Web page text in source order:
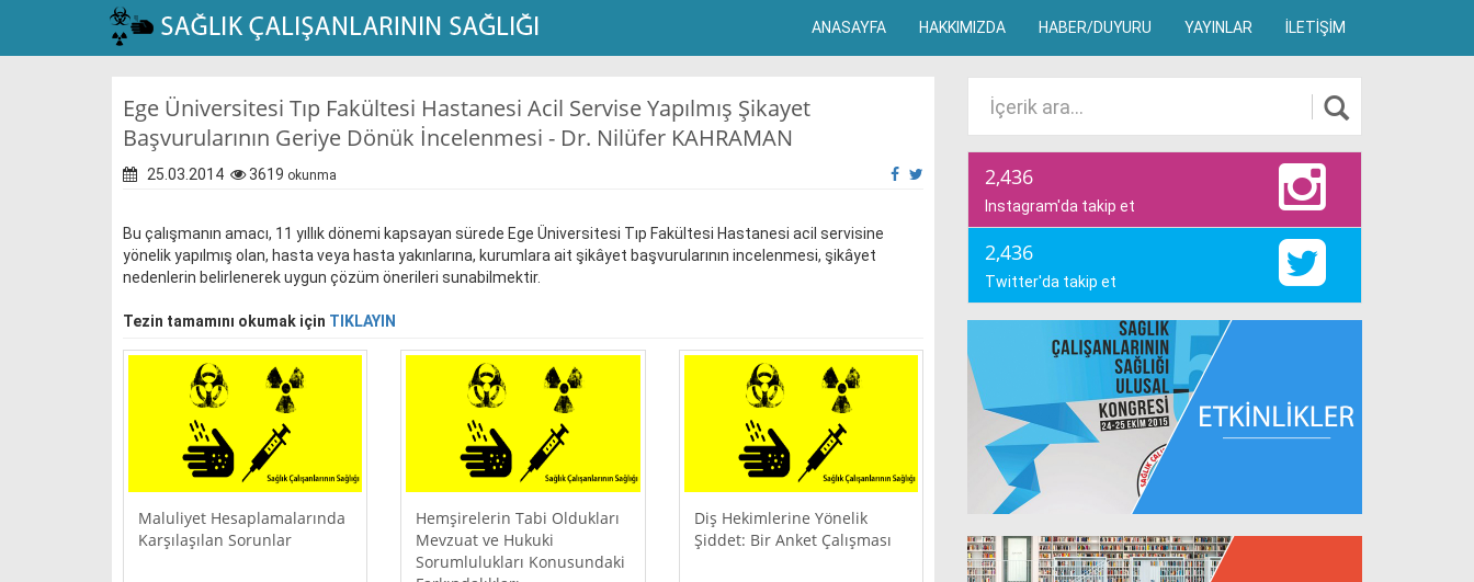
ANASAYFA HAKKIMIZDA HABER/DUYURU YAYINLAR İLETİŞİM
Ege Üniversitesi Tıp Fakültesi Hastanesi Acil Servise Yapılmış Şikayet
Başvurularının Geriye Dönük İncelenmesi - Dr. Nilüfer KAHRAMAN
25.03.2014 3619 okunma
Bu çalışmanın amacı, 11 yıllık dönemi kapsayan sürede Ege Üniversitesi Tıp Fakültesi Hastanesi acil servisine
yönelik yapılmış olan, hasta veya hasta yakınlarına, kurumlara ait şikâyet başvurularının incelenmesi, şikâyet
nedenlerin belirlenerek uygun çözüm önerileri sunabilmektir.
Tezin tamamını okumak için TIKLAYIN
Maluliyet Hesaplamalarında
Karşılaşılan Sorunlar
Hemşirelerin Tabi Oldukları
Mevzuat ve Hukuki
Sorumlulukları Konusundaki
Diş Hekimlerine Yönelik
Şiddet: Bir Anket Çalışması
2,436
Instagram'da takip et
2,436
Twitter'da takip et